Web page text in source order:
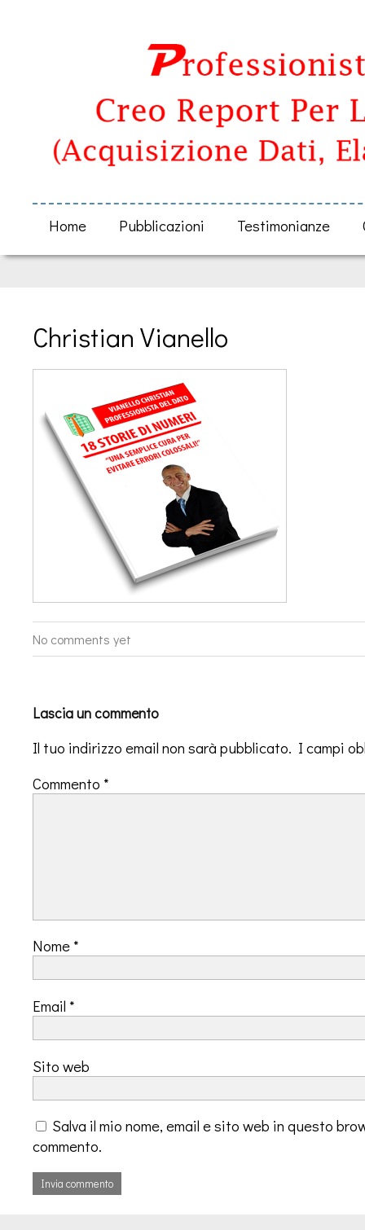
Home Pubblicazioni Testimonianze
Christian Vianello
No comments yet
Lascia un commento
Il tuo indirizzo email non sarà pubblicato. I campi
Commento *
Nome *
Email *
Sito web
Salva il mio nome, email e sito web in questo
commento.